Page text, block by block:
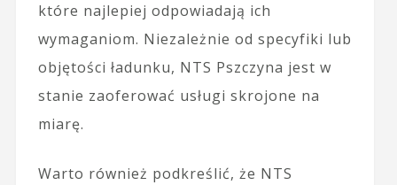
które najlepiej odpowiadają ich
wymaganiom. Niezależnie od specyfiki lub
objętości ładunku, NTS Pszczyna jest w
stanie zaoferować usługi skrojone na
miarę.
Warto również podkreślić, że NTS